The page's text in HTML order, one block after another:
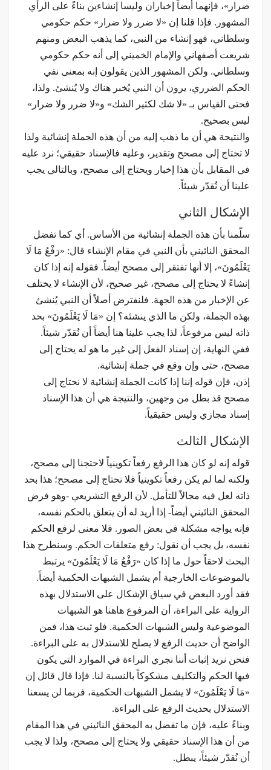
ضرار»، فإنهما أيضاً إخباران وليسا إنشاءين بناءً على الرأي
المشهور. فإذا قلنا إن «لا ضرر ولا ضرار» حكم حكومي
وسلطاني، فهو إنشاء من النبي، كما يذهب البعض ومنهم
شريعت أصفهاني والإمام الخميني إلى أنه حكم حكومي
وسلطاني. ولكن المشهور الذين يقولون إنه بمعنى نفي
الحكم الضرري، يرون أن النبي يُخبر هناك ولا يُنشئ. ولذا،
فحتى القياس بـ «لا شك لكثير الشك» و«لا ضرر ولا ضرار»
ليس بصحيح.
والنتيجة هي أن ما ذهب إليه من أن هذه الجملة إنشائية ولذا
لا تحتاج إلى مصحح وتقدير، وعليه فالإسناد حقيقي؛ نرد عليه
في المقابل بأن هذا إخبار ويحتاج إلى مصحح، وبالتالي يجب
علينا أن نُقدّر شيئاً.
الإشكال الثاني
سلّمنا بأن هذه الجملة إنشائية من الأساس. أي كما تفضل
المحقق النائيني بأن النبي في مقام الإنشاء قال: «رَفْعُ مَا لَا
يَعْلَمُونَ»، إلا أنها تفتقر إلى مصحح أيضاً. فقوله إنه إذا كان
إنشاءً لا يحتاج إلى مصحح، غير صحيح، لأن الإنشاء لا يختلف
عن الإخبار من هذه الجهة. فلنفترض أصلاً أن النبي يُنشئ
بهذه الجملة، ولكن ما الذي ينشئه؟ إن «مَا لَا يَعْلَمُونَ» بحد
ذاته ليس مرفوعاً، لذا يجب علينا هنا أيضاً أن نُقدّر شيئاً.
ففي النهاية، إن إسناد الفعل إلى غير ما هو له يحتاج إلى
مصحح، حتى وإن وقع في جملة إنشائية.
إذن، فإن قوله إننا إذا كانت الجملة إنشائية لا نحتاج إلى
مصحح قد بطل من وجهين، والنتيجة هي أن هذا الإسناد
إسناد مجازي وليس حقيقياً.
الإشكال الثالث
قوله إنه لو كان هذا الرفع رفعاً تكوينياً لاحتجنا إلى مصحح،
ولكنه لما لم يكن رفعاً تكوينياً فلا نحتاج إلى مصحح؛ هذا بحد
ذاته لعل فيه مجالاً للتأمل. لأن الرفع التشريعي -وهو فرض
المحقق النائيني أيضاً- إذا أريد له أن يتعلق بالحكم نفسه،
فإنه يواجه مشكلة في بعض الصور. فلا معنى لرفع الحكم
نفسه، بل يجب أن نقول: رفع متعلقات الحكم. وسنطرح هذا
البحث لاحقاً حول ما إذا كان «رَفْعُ مَا لَا يَعْلَمُونَ» يرتبط
بالموضوعات الخارجية أم يشمل الشبهات الحكمية أيضاً.
فقد أورد البعض في سياق الإشكال على الاستدلال بهذه
الرواية على البراءة، أن المرفوع هاهنا هو الشبهات
الموضوعية وليس الشبهات الحكمية. فلو ثبت هذا، فمن
الواضح أن حديث الرفع لا يصلح للاستدلال به على البراءة.
فنحن نريد إثبات أننا نجري البراءة في الموارد التي يكون
فيها الحكم والتكليف مشكوكاً بالنسبة لنا. فإذا قال قائل إن
«مَا لَا يَعْلَمُونَ» لا يشمل الشبهات الحكمية، فربما لن يسعنا
الاستدلال بحديث الرفع على البراءة.
وبناءً عليه، فإن ما تفضل به المحقق النائيني في هذا المقام
من أن هذا الإسناد حقيقي ولا يحتاج إلى مصحح، ولذا لا يجب
أن نُقدّر شيئاً، يبطل.